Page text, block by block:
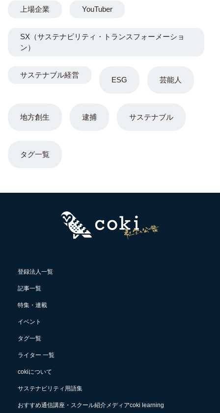
ESG 芸能人
地方創生 逮捕 サステナブル
上場企業 YouTuber
SX（サステナビリティ・トランスフォーメーショ
ン）
サステナブル経営
タグ一覧
登録法人一覧
記事一覧
特集・連載
イベント
タグ一覧
ライター 一覧
cokiについて
サステナビリティ用語集
おすすめ通信講座・スクール紹介メディアcoki learning